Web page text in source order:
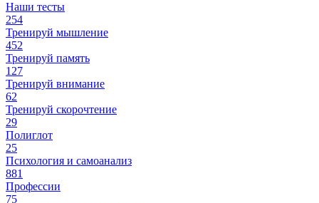
Наши тесты
254
Тренируй мышление
452
Тренируй память
127
Тренируй внимание
62
Тренируй скорочтение
29
Полиглот
25
Психология и самоанализ
881
Профессии
75